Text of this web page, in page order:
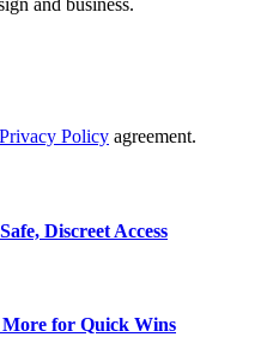
and business.
Privacy Policy agreement.
Discreet Access
More for Quick Wins